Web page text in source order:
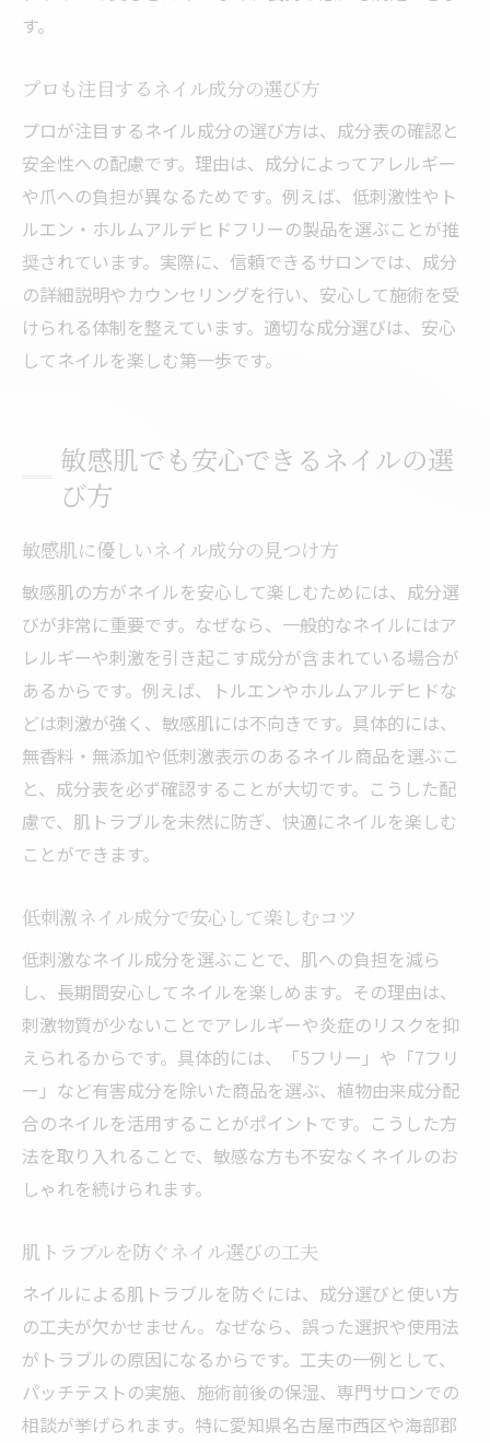
す。
プロも注目するネイル成分の選び方
プロが注目するネイル成分の選び方は、成分表の確認と
安全性への配慮です。理由は、成分によってアレルギー
や爪への負担が異なるためです。例えば、低刺激性やト
ルエン・ホルムアルデヒドフリーの製品を選ぶことが推
奨されています。実際に、信頼できるサロンでは、成分
の詳細説明やカウンセリングを行い、安心して施術を受
けられる体制を整えています。適切な成分選びは、安心
してネイルを楽しむ第一歩です。
敏感肌でも安心できるネイルの選
び方
敏感肌に優しいネイル成分の見つけ方
敏感肌の方がネイルを安心して楽しむためには、成分選
びが非常に重要です。なぜなら、一般的なネイルにはア
レルギーや刺激を引き起こす成分が含まれている場合が
あるからです。例えば、トルエンやホルムアルデヒドな
どは刺激が強く、敏感肌には不向きです。具体的には、
無香料・無添加や低刺激表示のあるネイル商品を選ぶこ
と、成分表を必ず確認することが大切です。こうした配
慮で、肌トラブルを未然に防ぎ、快適にネイルを楽しむ
ことができます。
低刺激ネイル成分で安心して楽しむコツ
低刺激なネイル成分を選ぶことで、肌への負担を減ら
し、長期間安心してネイルを楽しめます。その理由は、
刺激物質が少ないことでアレルギーや炎症のリスクを抑
えられるからです。具体的には、「5フリー」や「7フリ
ー」など有害成分を除いた商品を選ぶ、植物由来成分配
合のネイルを活用することがポイントです。こうした方
法を取り入れることで、敏感な方も不安なくネイルのお
しゃれを続けられます。
肌トラブルを防ぐネイル選びの工夫
ネイルによる肌トラブルを防ぐには、成分選びと使い方
の工夫が欠かせません。なぜなら、誤った選択や使用法
がトラブルの原因になるからです。工夫の一例として、
パッチテストの実施、施術前後の保湿、専門サロンでの
相談が挙げられます。特に愛知県名古屋市西区や海部郡